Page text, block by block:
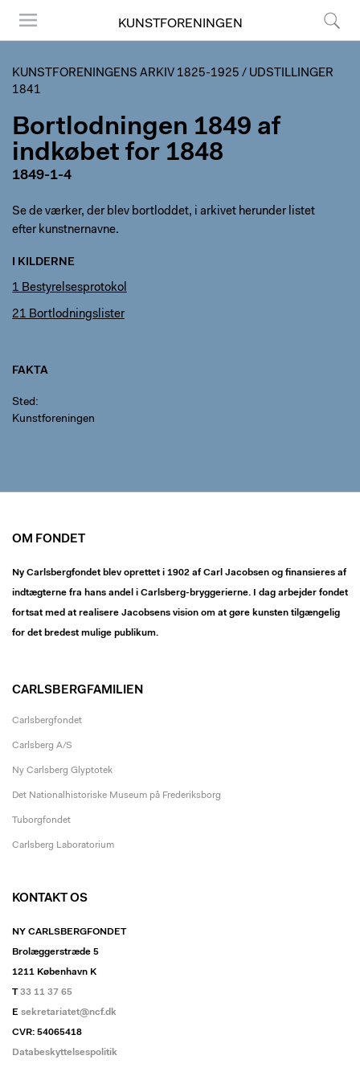
KUNSTFORENINGEN
KUNSTFORENINGENS ARKIV 1825-1925 / UDSTILLINGER
1841
Bortlodningen 1849 af
indkøbet for 1848
1849-1-4
Se de værker, der blev bortloddet, i arkivet herunder listet
efter kunstnernavne.
I KILDERNE
1 Bestyrelsesprotokol
21 Bortlodningslister
FAKTA
Sted
Kunstforeningen
OM FONDET
Ny Carlsbergfondet blev oprettet i 1902 af Carl Jacobsen og finansieres af
indtægterne fra hans andel i Carlsberg-bryggerierne. I dag arbejder fondet
fortsat med at realisere Jacobsens vision om at gøre kunsten tilgængelig
for det bredest mulige publikum.
CARLSBERGFAMILIEN
Carlsbergfondet
Carlsberg A/S
Ny Carlsberg Glyptotek
Det Nationalhistoriske Museum på Frederiksborg
Tuborgfondet
Carlsberg Laboratorium
KONTAKT OS
NY CARLSBERGFONDET
Brolæggerstræde 5
1211 København K
T33 11 37 65
E sekretariatet@ncf.dk
CVR: 54065418
Databeskyttelsespolitik